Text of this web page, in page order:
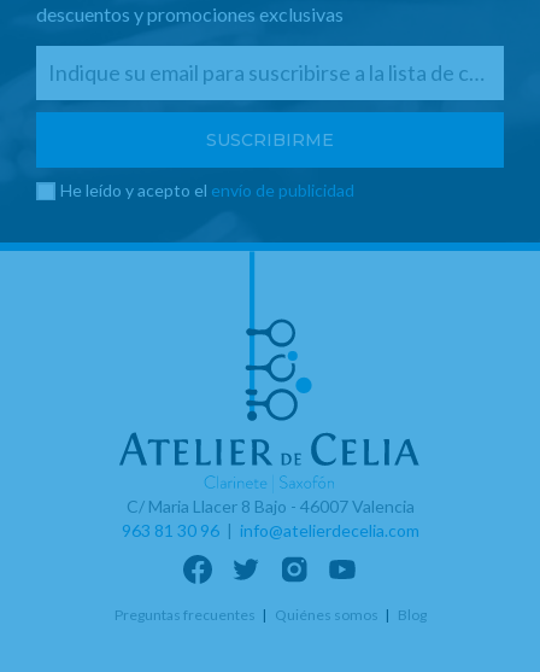
descuentos y promociones exclusivas
He leído y acepto el envío de publicidad
C/ Maria Llacer 8 Bajo - 46007 Valencia
963 81 30 96| info@atelierdecelia.com
Preguntas frecuentes Quiénes somos Blog